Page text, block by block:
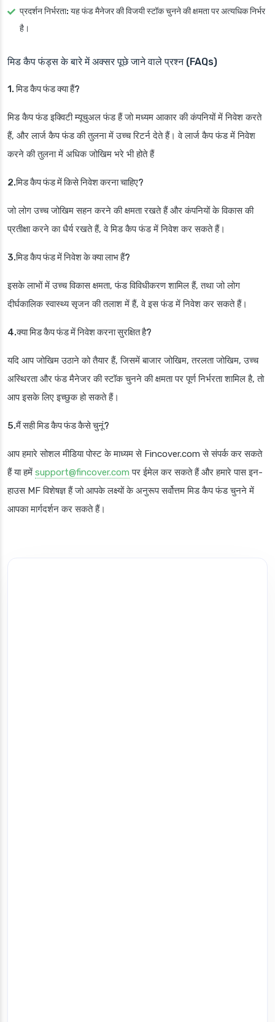
प्रदर्शन निर्भरता: यह फंड मैनेजर की विजयी स्टॉक चुनने की क्षमता पर अत्यधिक निर्भर
है।
मिड कैप फंड्स के बारे में अक्सर पूछे जाने वाले प्रश्न (FAQs)
1. मिड कैप फंड क्या हैं?
मिड कैप फंड इक्विटी म्यूचुअल फंड हैं जो मध्यम आकार की कंपनियों में निवेश करते
हैं, और लार्ज कैप फंड की तुलना में उच्च रिटर्न देते हैं। वे लार्ज कैप फंड में निवेश
करने की तुलना में अधिक जोखिम भरे भी होते हैं
2.मिड कैप फंड में किसे निवेश करना चाहिए?
जो लोग उच्च जोखिम सहन करने की क्षमता रखते हैं और कंपनियों के विकास की
प्रतीक्षा करने का धैर्य रखते हैं, वे मिड कैप फंड में निवेश कर सकते हैं।
3.मिड कैप फंड में निवेश के क्या लाभ हैं?
इसके लाभों में उच्च विकास क्षमता, फंड विविधीकरण शामिल हैं, तथा जो लोग
दीर्घकालिक स्वास्थ्य सृजन की तलाश में हैं, वे इस फंड में निवेश कर सकते हैं।
4.क्या मिड कैप फंड में निवेश करना सुरक्षित है?
यदि आप जोखिम उठाने को तैयार हैं, जिसमें बाजार जोखिम, तरलता जोखिम, उच्च
अस्थिरता और फंड मैनेजर की स्टॉक चुनने की क्षमता पर पूर्ण निर्भरता शामिल है, तो
आप इसके लिए इच्छुक हो सकते हैं।
5.मैं सही मिड कैप फंड कैसे चुनूं?
आप हमारे सोशल मीडिया पोस्ट के माध्यम से Fincover.com से संपर्क कर सकते
हैं या हमें support@fincover.com पर ईमेल कर सकते हैं और हमारे पास इन-
हाउस MF विशेषज्ञ हैं जो आपके लक्ष्यों के अनुरूप सर्वोत्तम मिड कैप फंड चुनने में
आपका मार्गदर्शन कर सकते हैं।